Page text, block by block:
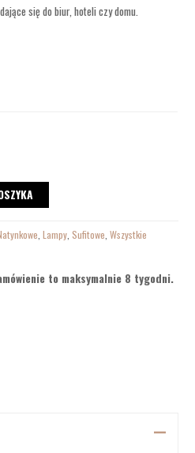
się do biur, hoteli czy domu.
,Lampy,Sufitowe,Wszystkie
to maksymalnie 8 tygodni.